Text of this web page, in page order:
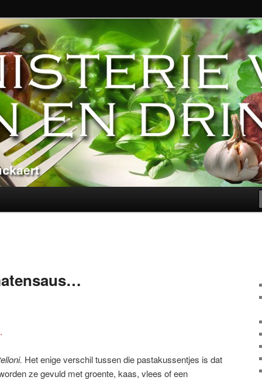
en Drinken
genoegens…
Het enige verschil tussen die pastakussentjes is dat
ze gevuld met groente, kaas, vlees of een